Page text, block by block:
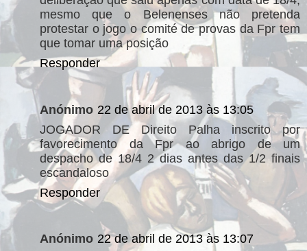
mesmo que o Belenenses não pretenda
protestar o jogo o comité de provas da Fpr tem
que tomar uma posição
Responder
Anónimo 22 de abril de 2013 às 13:05
JOGADOR DE Direito Palha inscrito por
favorecimento da Fpr ao abrigo de um
despacho de 18/4 2 dias antes das 1/2 finais
escandaloso
Responder
Anónimo 22 de abril de 2013 às 13:07